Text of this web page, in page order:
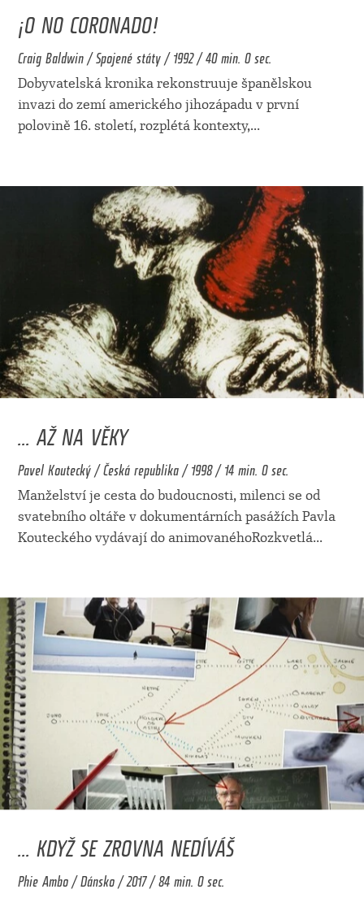
¡O NO CORONADO!
Craig Baldwin / Spojené státy / 1992 / 40 min. 0 sec.
Dobyvatelská kronika rekonstruuje španělskou
invazi do zemí amerického jihozápadu v první
polovině 16. století, rozplétá kontexty,...
... AŽ NA VĚKY
Pavel Koutecký / Česká republika / 1998 / 14 min. 0 sec.
Manželství je cesta do budoucnosti, milenci se od
svatebního oltáře v dokumentárních pasážích Pavla
Kouteckého vydávají do animovanéhoRozkvetlá...
... KDYŽ SE ZROVNA NEDÍVÁŠ
Phie Ambo / Dánsko / 2017 / 84 min. 0 sec.